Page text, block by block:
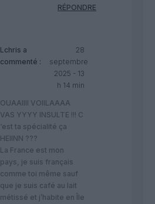
RÉPONDRE
Lchris a
commenté :
28
septembre
2025 - 13
h 14 min
OUAAIIII VOIILAAAA
VAS YYYY INSULTE !!! C
‘est ta spécialité ça
HEIINN ???
La France est mon
pays, je suis français
comme toi même sauf
que je suis café au lait
métissé et j’habite en Île